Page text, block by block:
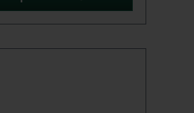
umožňuje vynikajúce
a presnosť, aj pri
ale až twitching